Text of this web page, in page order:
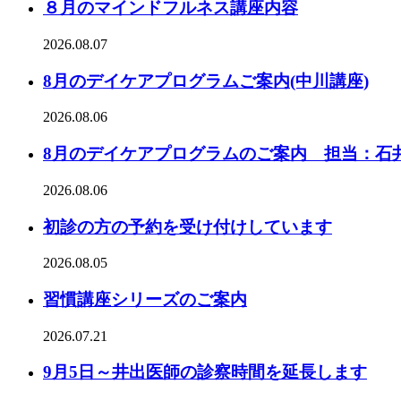
８月のマインドフルネス講座内容
2026.08.07
8月のデイケアプログラムご案内(中川講座)
2026.08.06
8月のデイケアプログラムのご案内 担当：石
2026.08.06
初診の方の予約を受け付けしています
2026.08.05
習慣講座シリーズのご案内
2026.07.21
9月5日～井出医師の診察時間を延長します